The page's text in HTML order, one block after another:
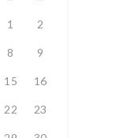
1 2
8 9
15 16
22 23